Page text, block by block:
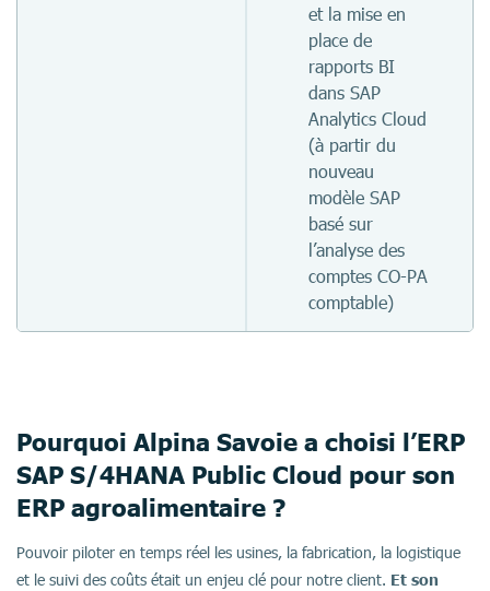
et la mise en
place de
rapports BI
dans SAP
Analytics Cloud
(à partir du
nouveau
modèle SAP
basé sur
l’analyse des
comptes CO-PA
comptable)
Pourquoi Alpina Savoie a choisi l’ERP
SAP S/4HANA Public Cloud pour son
ERP agroalimentaire ?
Pouvoir piloter en temps réel les usines, la fabrication, la logistique
et le suivi des coûts était un enjeu clé pour notre client. Et son